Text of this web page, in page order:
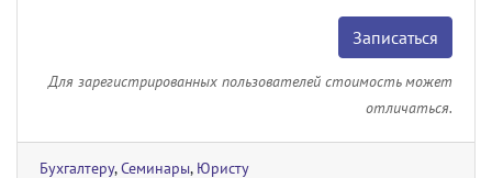
Записаться
Для зарегистрированных пользователей стоимость может
отличаться.
Бухгалтеру,Семинары, Юристу